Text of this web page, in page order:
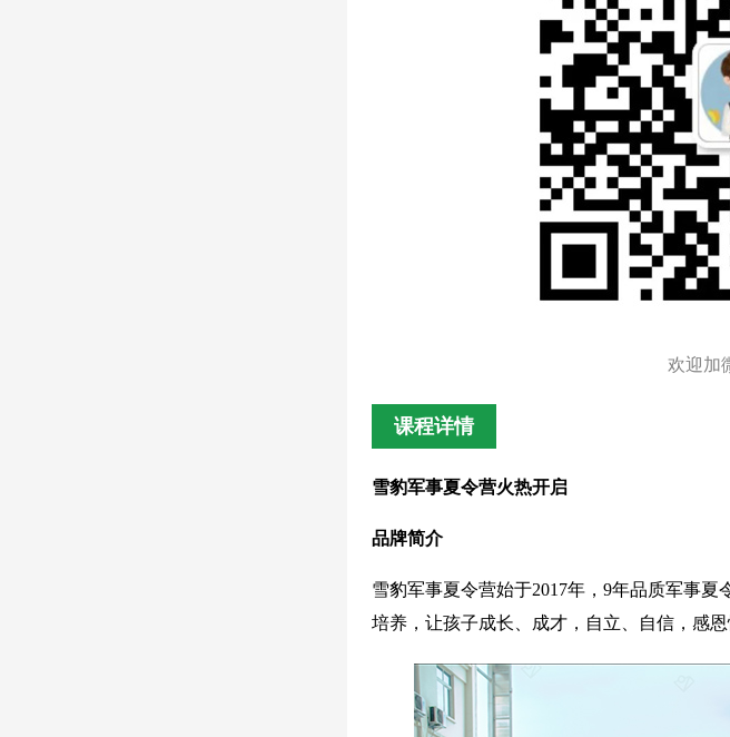
欢迎加
课程详情
雪豹军事夏令营火热开启
品牌简介
雪豹军事夏令营始于2017年，9年品质军事
培养，让孩子成长、成才，自立、自信，感恩